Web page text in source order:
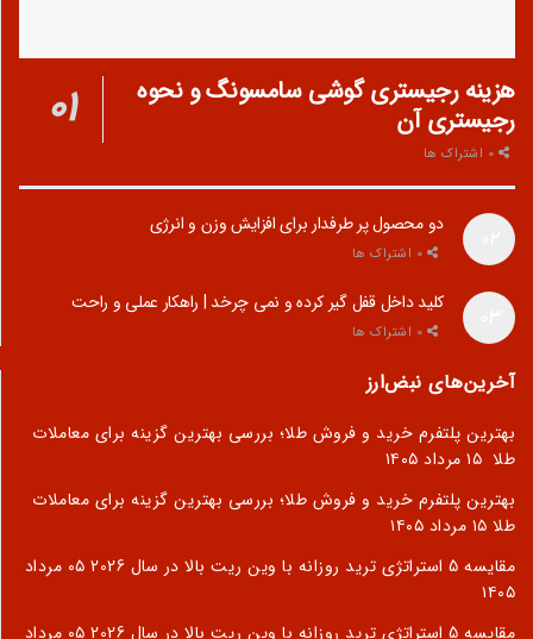
هزینه رجیستری گوشی سامسونگ و نحوه
رجیستری آن
دو محصول پر طرفدار برای افزایش وزن و انرژی
کلید داخل قفل گیر کرده و نمی چرخد | راهکار عملی و راحت
آخرین‌های نبض‌ارز
بهترین پلتفرم خرید و فروش طلا؛ بررسی بهترین گزینه برای معاملات
طلا ۱۵ مرداد ۱۴۰۵
بهترین پلتفرم خرید و فروش طلا؛ بررسی بهترین گزینه برای معاملات
طلا ۱۵ مرداد ۱۴۰۵
مقایسه 5 استراتژی ترید روزانه با وین ریت بالا در سال 2026
۰۵ مرداد
۱۴۰۵
مقایسه 5 استراتژی ترید روزانه با وین ریت بالا در سال 2026
۰۵ مرداد